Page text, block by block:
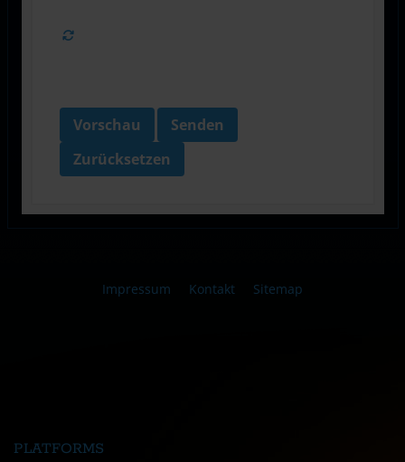
Vorschau
Senden
Zurücksetzen
Impressum Kontakt Sitemap
PLATFORMS